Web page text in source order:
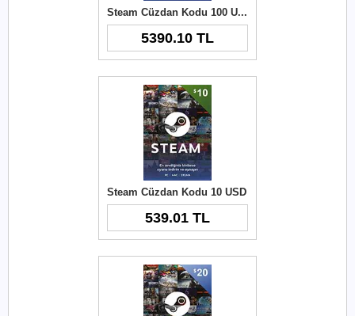
Steam Cüzdan Kodu 100 USD
5390.10 TL
Steam Cüzdan Kodu 10 USD
539.01 TL